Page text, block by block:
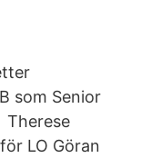
som Senior
LO Göran